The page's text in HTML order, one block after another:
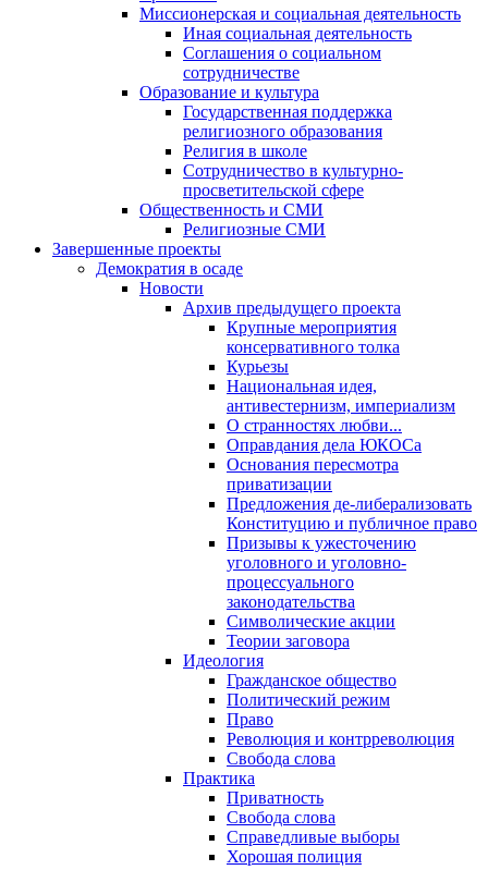
Миссионерская и социальная деятельность
Иная социальная деятельность
Соглашения о социальном
сотрудничестве
Образование и культура
Государственная поддержка
религиозного образования
Религия в школе
Сотрудничество в культурно-
просветительской сфере
Общественность и СМИ
Религиозные СМИ
Завершенные проекты
Демократия в осаде
Новости
Архив предыдущего проекта
Крупные мероприятия
консервативного толка
Курьезы
Национальная идея,
антивестернизм, империализм
О странностях любви...
Оправдания дела ЮКОСа
Основания пересмотра
приватизации
Предложения де-либерализовать
Конституцию и публичное право
Призывы к ужесточению
уголовного и уголовно-
процессуального
законодательства
Символические акции
Теории заговора
Идеология
Гражданское общество
Политический режим
Право
Революция и контрреволюция
Свобода слова
Практика
Приватность
Свобода слова
Справедливые выборы
Хорошая полиция